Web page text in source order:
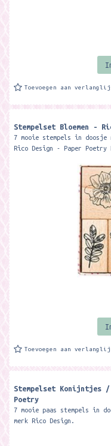
Toevoegen aan
Stempelset Bloemen -
7 mooie stempels in doosje
Rico Design - Paper
Toevoegen aan
Stempelset Konijntjes /
Poetry
7 mooie paas stempels in
merk Rico Design.